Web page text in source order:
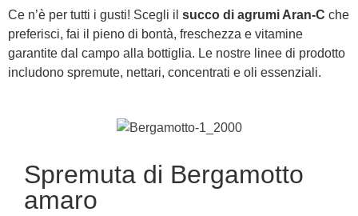
Acquista ora
Acquista ora
Ce n’è per tutti i gusti! Scegli il succo di agrumi Aran-C che
preferisci, fai il pieno di bontà, freschezza e vitamine
garantite dal campo alla bottiglia. Le nostre linee di prodotto
includono spremute, nettari, concentrati e oli essenziali.
Spremuta di Bergamotto
amaro